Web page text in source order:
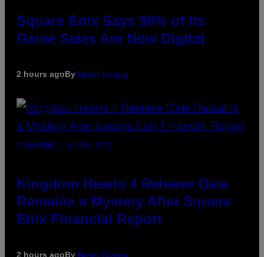
Square Enix Says 90% of Its
Game Sales Are Now Digital
2 hours agoBy Brent Koepp
SCREENSHOT: SQUARE ENIX
Kingdom Hearts 4 Release Date
Remains a Mystery After Square
Enix Financial Report
2 hours agoBy Brent Koepp